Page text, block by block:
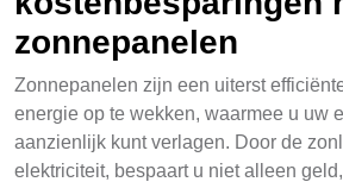
zonnepanelen
Zonnepanelen zijn een uiterst
energie op te wekken, waarmee u uw
aanzienlijk kunt verlagen. Door de
elektriciteit, bespaart u niet alleen